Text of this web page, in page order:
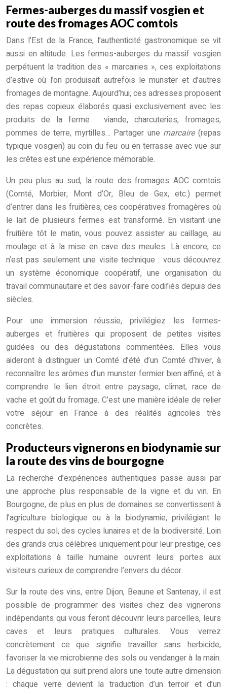
Fermes-auberges du massif vosgien et
route des fromages AOC comtois
Dans l’Est de la France, l’authenticité gastronomique se vit
aussi en altitude. Les fermes-auberges du massif vosgien
perpétuent la tradition des « marcairies », ces exploitations
d’estive où l’on produisait autrefois le munster et d’autres
fromages de montagne. Aujourd’hui, ces adresses proposent
des repas copieux élaborés quasi exclusivement avec les
produits de la ferme : viande, charcuteries, fromages,
pommes de terre, myrtilles… Partager une marcaire(repas
typique vosgien) au coin du feu ou en terrasse avec vue sur
les crêtes est une expérience mémorable.
Un peu plus au sud, la route des fromages AOC comtois
(Comté, Morbier, Mont d’Or, Bleu de Gex, etc.) permet
d’entrer dans les fruitières, ces coopératives fromagères où
le lait de plusieurs fermes est transformé. En visitant une
fruitière tôt le matin, vous pouvez assister au caillage, au
moulage et à la mise en cave des meules. Là encore, ce
n’est pas seulement une visite technique : vous découvrez
un système économique coopératif, une organisation du
travail communautaire et des savoir-faire codifiés depuis des
siècles.
Pour une immersion réussie, privilégiez les fermes-
auberges et fruitières qui proposent de petites visites
guidées ou des dégustations commentées. Elles vous
aideront à distinguer un Comté d’été d’un Comté d’hiver, à
reconnaître les arômes d’un munster fermier bien affiné, et à
comprendre le lien étroit entre paysage, climat, race de
vache et goût du fromage. C’est une manière idéale de relier
votre séjour en France à des réalités agricoles très
concrètes.
Producteurs vignerons en biodynamie sur
la route des vins de bourgogne
La recherche d’expériences authentiques passe aussi par
une approche plus responsable de la vigne et du vin. En
Bourgogne, de plus en plus de domaines se convertissent à
l’agriculture biologique ou à la biodynamie, privilégiant le
respect du sol, des cycles lunaires et de la biodiversité. Loin
des grands crus célèbres uniquement pour leur prestige, ces
exploitations à taille humaine ouvrent leurs portes aux
visiteurs curieux de comprendre l’envers du décor.
Sur la route des vins, entre Dijon, Beaune et Santenay, il est
possible de programmer des visites chez des vignerons
indépendants qui vous feront découvrir leurs parcelles, leurs
caves et leurs pratiques culturales. Vous verrez
concrètement ce que signifie travailler sans herbicide,
favoriser la vie microbienne des sols ou vendanger à la main.
La dégustation qui suit prend alors une toute autre dimension
: chaque verre devient la traduction d’un terroir et d’un